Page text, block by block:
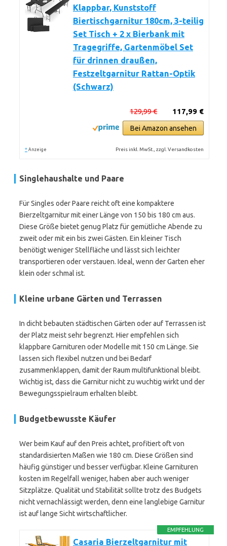
Klappbar, Kunststoff
Biertischgarnitur 180cm, 3-teilig
Set Tisch + 2 x Bierbank mit
Tragegriffe, Gartenmöbel Set
für drinnen draußen,
Festzeltgarnitur Rattan-Optik
(Schwarz)
117,99 €
129,99 €
Bei Amazon ansehen
* Anzeige Preis inkl. MwSt., zzgl. Versandkosten
Singlehaushalte und Paare
Für Singles oder Paare reicht oft eine kompaktere
Bierzeltgarnitur mit einer Länge von 150 bis 180 cm aus.
Diese Größe bietet genug Platz für gemütliche Abende zu
zweit oder mit ein bis zwei Gästen. Ein kleiner Tisch
benötigt weniger Stellfläche und lässt sich leichter
transportieren oder verstauen. Ideal, wenn der Garten eher
klein oder schmal ist.
Kleine urbane Gärten und Terrassen
In dicht bebauten städtischen Gärten oder auf Terrassen ist
der Platz meist sehr begrenzt. Hier empfehlen sich
klappbare Garnituren oder Modelle mit 150 cm Länge. Sie
lassen sich flexibel nutzen und bei Bedarf
zusammenklappen, damit der Raum multifunktional bleibt.
Wichtig ist, dass die Garnitur nicht zu wuchtig wirkt und der
Bewegungsspielraum erhalten bleibt.
Budgetbewusste Käufer
Wer beim Kauf auf den Preis achtet, profitiert oft von
standardisierten Maßen wie 180 cm. Diese Größen sind
häufig günstiger und besser verfügbar. Kleine Garnituren
kosten im Regelfall weniger, haben aber auch weniger
Sitzplätze. Qualität und Stabilität sollte trotz des Budgets
nicht vernachlässigt werden, denn eine langlebige Garnitur
ist auf lange Sicht wirtschaftlicher.
EMPFEHLUNG
Casaria Bierzeltgarnitur mit